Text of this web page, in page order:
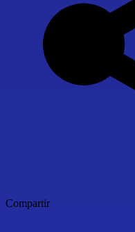
Compartir